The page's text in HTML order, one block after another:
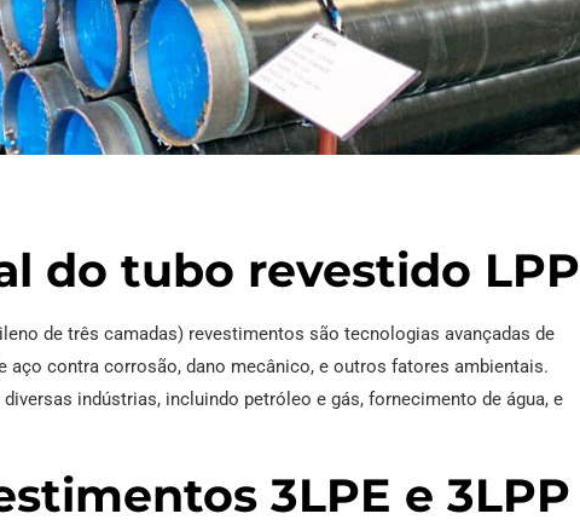
Tubo de caldeira de aço
A209
do tubo revestido LPP
de três camadas) revestimentos são tecnologias avançadas de
aço contra corrosão, dano mecânico, e outros fatores ambientais.
indústrias, incluindo petróleo e gás, fornecimento de água, e
3LPE e 3LPP